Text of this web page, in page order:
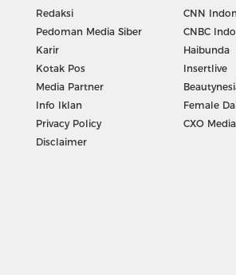
Redaksi
Pedoman Media Siber
Karir
Kotak Pos
Media Partner
Info Iklan
Privacy Policy
Disclaimer
CNN
CNBC
Haibunda
Insertlive
Female
CXO Media